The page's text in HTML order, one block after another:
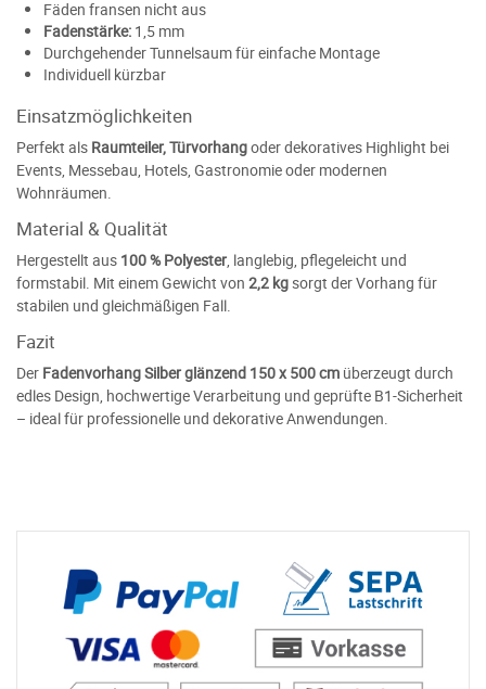
Fäden fransen nicht aus
Fadenstärke: 1,5 mm
Durchgehender Tunnelsaum für einfache Montage
Individuell kürzbar
Einsatzmöglichkeiten
Perfekt als Raumteiler, Türvorhangoder dekoratives Highlight bei
Events, Messebau, Hotels, Gastronomie oder modernen
Wohnräumen.
Material & Qualität
Hergestellt aus 100 % Polyester , langlebig, pflegeleicht und
formstabil. Mit einem Gewicht von 2,2 kgsorgt der Vorhang für
stabilen und gleichmäßigen Fall.
Fazit
Der Fadenvorhang Silber glänzend 150 x 500 cm überzeugt durch
edles Design, hochwertige Verarbeitung und geprüfte B1-Sicherheit
– ideal für professionelle und dekorative Anwendungen.